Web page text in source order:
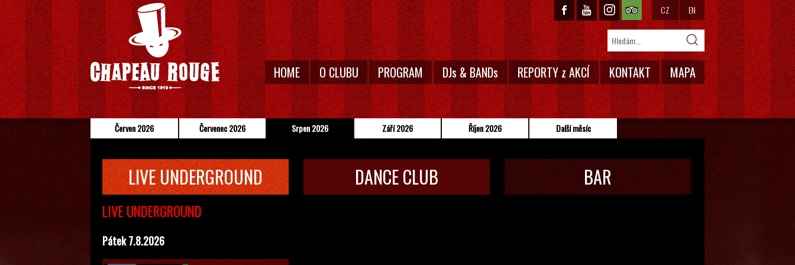
HOME O CLUBU PROGRAM DJs & BANDs REPORTY z AKCÍ KONTAKT MAPA
CZ EN
Červen 2026 Červenec 2026 Srpen 2026 Září 2026 Říjen 2026 Další měsíc
LIVE UNDERGROUND DANCE CLUB BAR
LIVE UNDERGROUND
Pátek 7.8.2026